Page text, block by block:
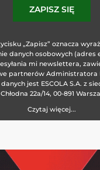
„Zapisz” oznacza
danych osobowych (adres
mi newslettera,
partnerów Administratora
jest ESCOLA S.A. z
22a/14, 00-891
Czytaj więcej...